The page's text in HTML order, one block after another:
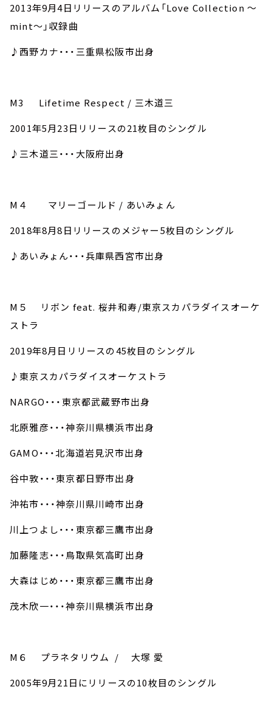
2013年9月4日リリースのアルバム「Love Collection ～
mint～」収録曲
♪西野カナ・・・三重県松阪市出身
M3 Lifetime Respect / 三木道三
2001年5月23日リリースの21枚目のシングル
♪三木道三・・・大阪府出身
M４ マリーゴールド / あいみょん
2018年8月8日リリースのメジャー5枚目のシングル
♪あいみょん・・・兵庫県西宮市出身
M５ リボン feat. 桜井和寿/東京スカパラダイスオーケ
ストラ
2019年8月日リリースの45枚目のシングル
♪東京スカパラダイスオーケストラ
NARGO・・・東京都武蔵野市出身
北原雅彦・・・神奈川県横浜市出身
GAMO・・・北海道岩見沢市出身
谷中敦・・・東京都日野市出身
沖祐市・・・神奈川県川崎市出身
川上つよし・・・東京都三鷹市出身
加藤隆志・・・鳥取県気高町出身
大森はじめ・・・東京都三鷹市出身
茂木欣一・・・神奈川県横浜市出身
M６ プラネタリウム / 大塚 愛
2005年9月21日にリリースの10枚目のシングル